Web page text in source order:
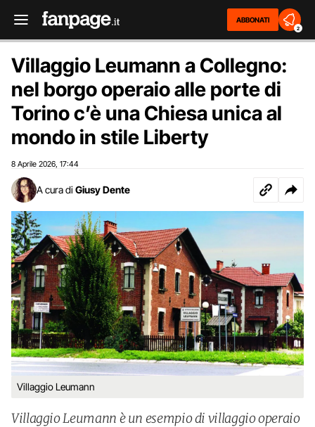
ABBONATI
2
Villaggio Leumann a Collegno:
nel borgo operaio alle porte di
Torino c’è una Chiesa unica al
mondo in stile Liberty
8 Aprile 2026 17:44
A cura di Giusy Dente
Villaggio Leumann
Villaggio Leumann è un esempio di villaggio operaio